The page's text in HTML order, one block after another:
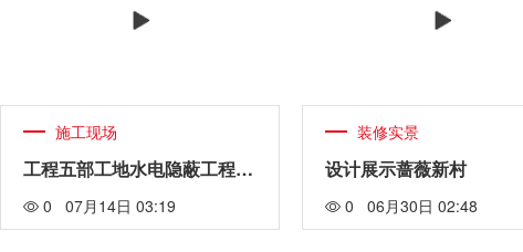
施工现场
工程五部工地水电隐蔽工程展示
0 07月14日 03:19
装修实景
设计展示蔷薇新村
0 06月30日 02:48